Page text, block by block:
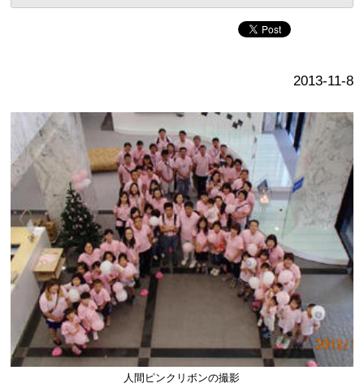
2013-11-8
人間ピンクリボンの撮影